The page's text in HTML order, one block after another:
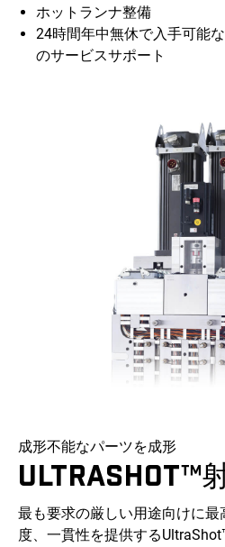
ホットランナ整備
24時間年中無休で入手可能
のサービスサポート
成形不能なパーツを成形
ULTRASHOT™
最も要求の厳しい用途向けに
度、一貫性を提供する